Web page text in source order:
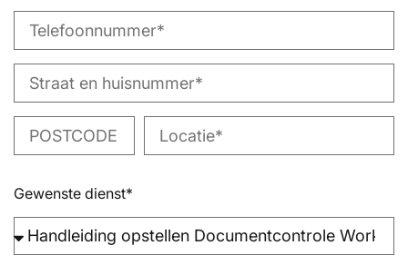
Gewenste dienst*